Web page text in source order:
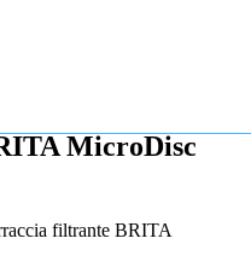
MicroDisc
filtrante BRITA